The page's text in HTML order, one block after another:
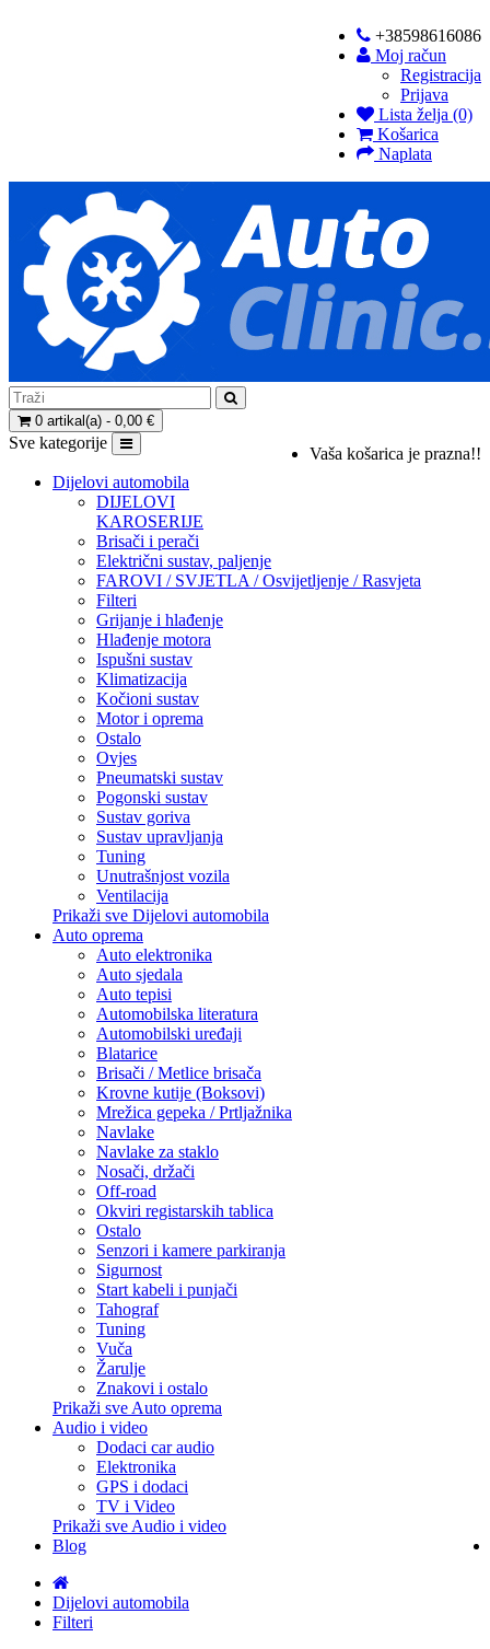
+38598616086
Moj račun
Registracija
Prijava
Lista želja (0)
Košarica
Naplata
0 artikal(a) - 0,00 €
Vaša košarica je prazna!!
Sve kategorije
Dijelovi automobila
DIJELOVI
KAROSERIJE
Brisači i perači
Električni sustav, paljenje
FAROVI / SVJETLA / Osvijetljenje / Rasvjeta
Filteri
Grijanje i hlađenje
Hlađenje motora
Ispušni sustav
Klimatizacija
Kočioni sustav
Motor i oprema
Ostalo
Ovjes
Pneumatski sustav
Pogonski sustav
Sustav goriva
Sustav upravljanja
Tuning
Unutrašnjost vozila
Ventilacija
Prikaži sve Dijelovi automobila
Auto oprema
Auto elektronika
Auto sjedala
Auto tepisi
Automobilska literatura
Automobilski uređaji
Blatarice
Brisači / Metlice brisača
Krovne kutije (Boksovi)
Mrežica gepeka / Prtljažnika
Navlake
Navlake za staklo
Nosači, držači
Off-road
Okviri registarskih tablica
Ostalo
Senzori i kamere parkiranja
Sigurnost
Start kabeli i punjači
Tahograf
Tuning
Vuča
Žarulje
Znakovi i ostalo
Prikaži sve Auto oprema
Audio i video
Dodaci car audio
Elektronika
GPS i dodaci
TV i Video
Prikaži sve Audio i video
Blog
Dijelovi automobila
Filteri